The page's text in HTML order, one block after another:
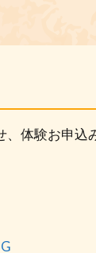
、体験お申込